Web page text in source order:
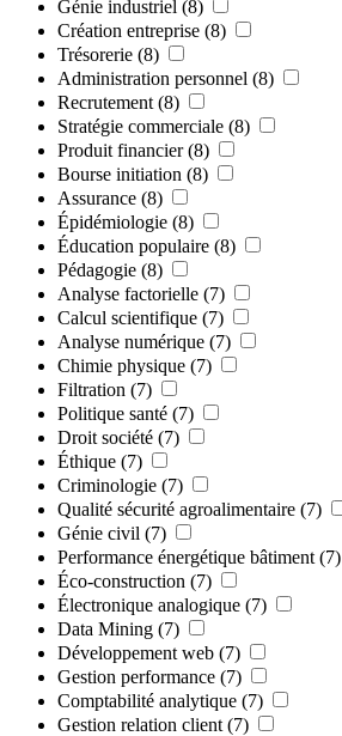
Génie industriel (8)
Création entreprise (8)
Trésorerie (8)
Administration personnel (8)
Recrutement (8)
Stratégie commerciale (8)
Produit financier (8)
Bourse initiation (8)
Assurance (8)
Épidémiologie (8)
Éducation populaire (8)
Pédagogie (8)
Analyse factorielle (7)
Calcul scientifique (7)
Analyse numérique (7)
Chimie physique (7)
Filtration (7)
Politique santé (7)
Droit société (7)
Éthique (7)
Criminologie (7)
Qualité sécurité agroalimentaire (7)
Génie civil (7)
Performance énergétique bâtiment (7)
Éco-construction (7)
Électronique analogique (7)
Data Mining (7)
Développement web (7)
Gestion performance (7)
Comptabilité analytique (7)
Gestion relation client (7)